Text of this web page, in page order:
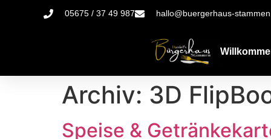
05675 / 37 49 987 hallo@buergerhaus-
Archiv: 3D
Speise &